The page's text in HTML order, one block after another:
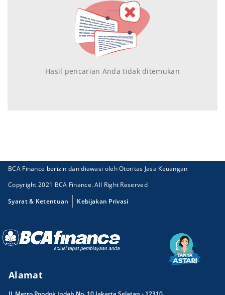
Hasil pencarian Anda tidak ditemukan
BCA Finance berizin dan diawasi oleh Otoritas Jasa Keuangan
Copyright 2021 BCA Finance. All Right Reserved
Syarat & Ketentuan
Kebijakan Privasi
Alamat